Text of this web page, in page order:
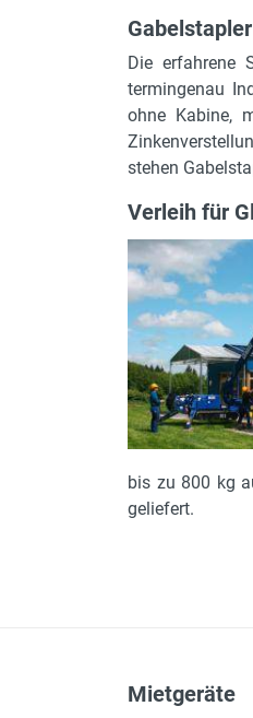
Die erfahrene
termingenau
ohne Kabine,
stehen
Verleih für
bis zu 800 kg
geliefert.
Mietgeräte